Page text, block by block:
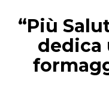
“Più
dedica